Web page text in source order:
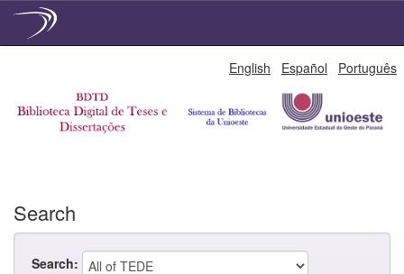
English Español Português
Search
Search: